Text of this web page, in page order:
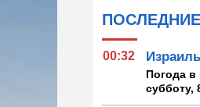
00:32 Израиль
Погода в
субботу,